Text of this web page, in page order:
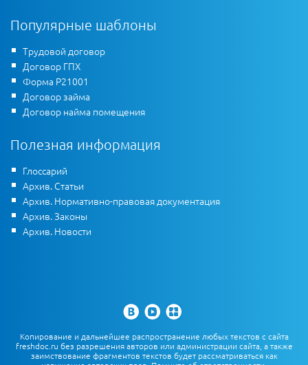
Популярные шаблоны
Трудовой договор
Договор ГПХ
Форма Р21001
Договор займа
Договор найма помещения
Полезная информация
Глоссарий
Архив. Статьи
Архив. Нормативно-правовая документация
Архив. Законы
Архив. Новости
Копирование и дальнейшее распространение любых текстов с сайта
freshdoc.ru без разрешения авторов или администрации сайта, а также
заимствование фрагментов текстов будет рассматриваться как